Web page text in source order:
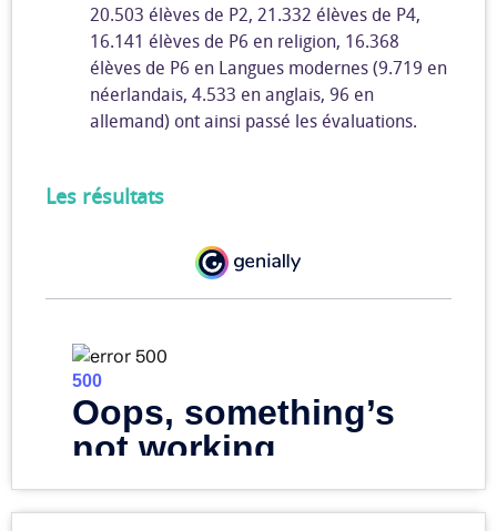
20.503 élèves de P2, 21.332 élèves de P4,
16.141 élèves de P6 en religion, 16.368
élèves de P6 en Langues modernes (9.719 en
néerlandais, 4.533 en anglais, 96 en
allemand) ont ainsi passé les évaluations.
Les résultats